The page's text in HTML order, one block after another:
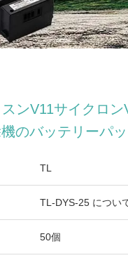
ンV11サイクロ
のバッテリーパ
TL
TL-DYS-25 につい
50個